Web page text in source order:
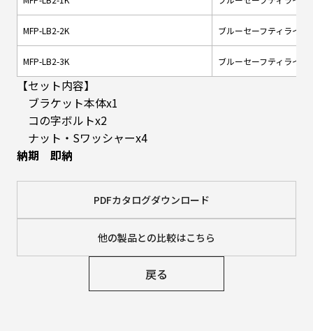
MFP-LB2-2K ブルーセーフティライト
MFP-LB2-3K ブルーセーフティライト
【セット内容】
ブラケット本体x1
コの字ボルトx2
ナット・Sワッシャーx4
納期 即納
PDFカタログダウンロード
他の製品との比較はこちら
戻る